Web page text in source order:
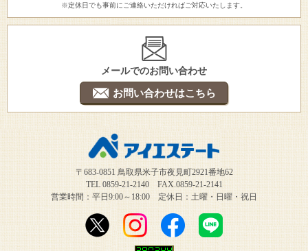
※定休日でも事前にご連絡いただければご対応いたします。
メールでのお問い合わせ
お問い合わせはこちら
〒683-0851 鳥取県米子市夜見町2921番地62
TEL 0859-21-2140 FAX.0859-21-2141
営業時間：平日9:00～18:00 定休日：土曜・日曜・祝日